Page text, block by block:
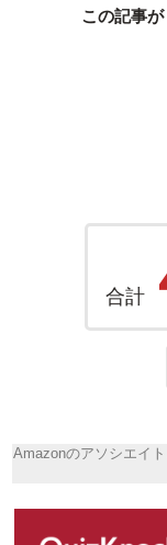
この記事
合計
Amazonのアソシエイ